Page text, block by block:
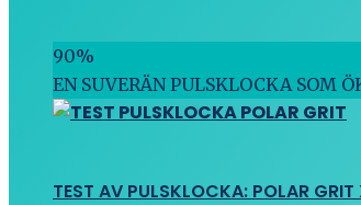
90%
EN SUVERÄN PULSKLOCKA SOM
TEST AV PULSKLOCKA: POLAR